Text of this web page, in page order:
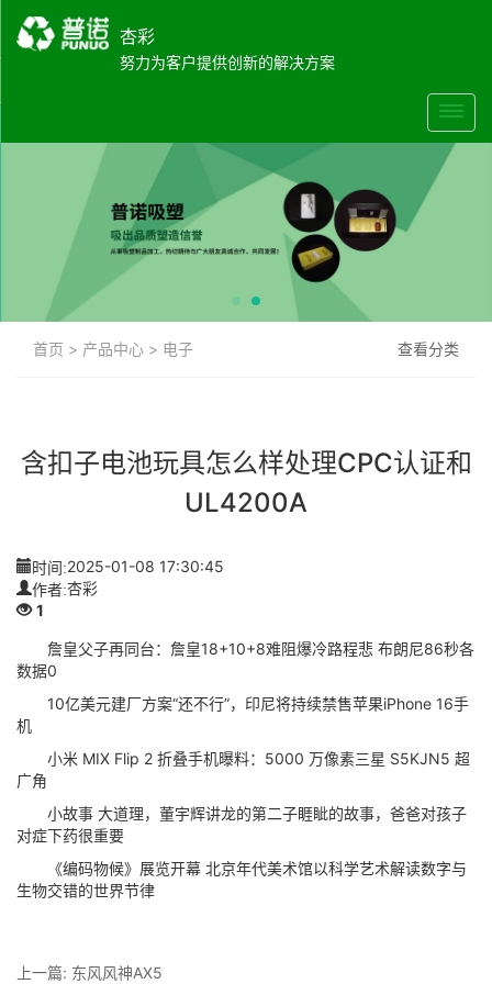
杏彩
努力为客户提供创新的解决方案
首页 > 产品中心 > 电子 查看分类
含扣子电池玩具怎么样处理CPC认证和
UL4200A
时间:2025-01-08 17:30:45
作者:杏彩
1
詹皇父子再同台：詹皇18+10+8难阻爆冷路程悲 布朗尼86秒各
数据0
10亿美元建厂方案“还不行”，印尼将持续禁售苹果iPhone 16手
机
小米 MIX Flip 2 折叠手机曝料：5000 万像素三星 S5KJN5 超
广角
小故事 大道理，董宇辉讲龙的第二子睚眦的故事，爸爸对孩子
对症下药很重要
《编码物候》展览开幕 北京年代美术馆以科学艺术解读数字与
生物交错的世界节律
上一篇: 东风风神AX5